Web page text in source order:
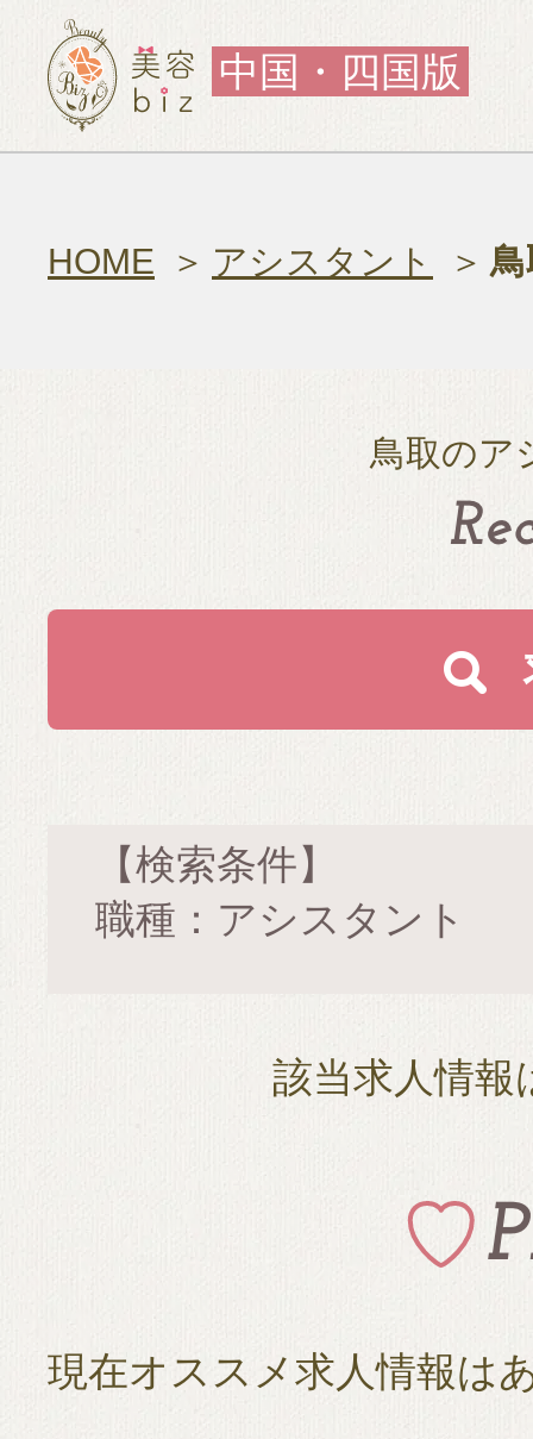
中国・四国版
HOME アシスタント
鳥取の
【検索条件】
職種：アシスタント
該当求人情
現在オススメ求人情報は